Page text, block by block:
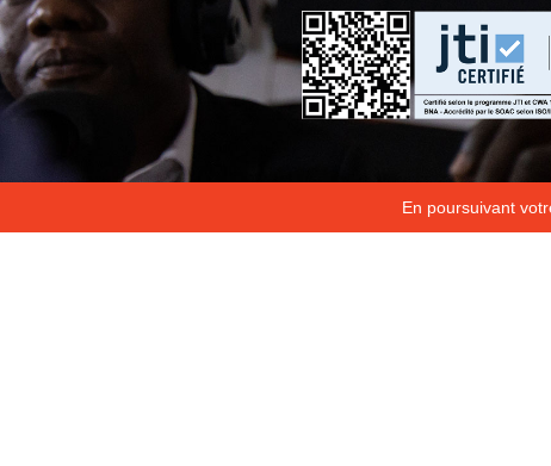
En poursuivant